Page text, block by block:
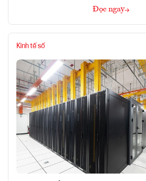
Đọc ngay
Kinh tế số